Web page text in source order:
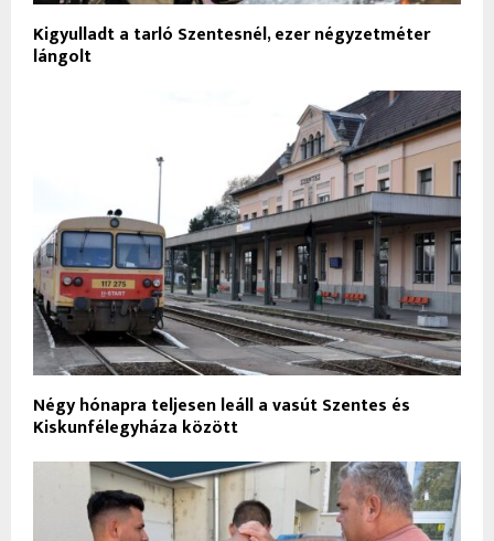
Kigyulladt a tarló Szentesnél, ezer négyzetméter
lángolt
Négy hónapra teljesen leáll a vasút Szentes és
Kiskunfélegyháza között